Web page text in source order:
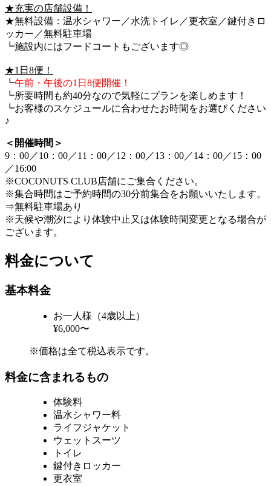
★充実の店舗設備！
★無料設備：温水シャワー／水洗トイレ／更衣室／鍵付きロ
ッカー／無料駐車場
┗施設内にはフードコートもございます◎
★1日8便！
┗午前・午後の1日8便開催！
┗所要時間も約40分なので気軽にプランを楽しめます！
┗お客様のスケジュールに合わせたお時間をお選びください
♪
＜開催時間＞
9：00／10：00／11：00／12：00／13：00／14：00／15：00
／16:00
※COCONUTS CLUB店舗にご集合ください。
※集合時間はご予約時間の30分前集合をお願いいたします。
⇒無料駐車場あり
※天候や潮汐により体験中止又は体験時間変更となる場合が
ございます。
料金について
基本料金
お一人様（4歳以上）
¥6,000〜
※価格は全て税込表示です。
料金に含まれるもの
体験料
温水シャワー料
ライフジャケット
ウェットスーツ
トイレ
鍵付きロッカー
更衣室